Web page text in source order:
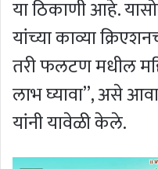
या ठिकाणी आहे.
यांच्या काव्या
तरी फलटण मधील
लाभ घ्यावा’’, असे
यांनी यावेळी केले.